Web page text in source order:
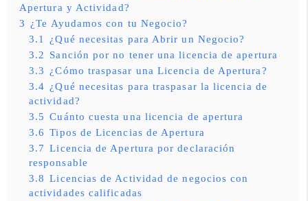
Apertura y Actividad?
3 ¿Te Ayudamos con tu Negocio?
3.1
¿Qué necesitas para Abrir un Negocio?
3.2 Sanción por no tener una licencia de apertura
3.3 ¿Cómo traspasar una Licencia de Apertura?
3.4 ¿Qué necesitas para traspasar la licencia de
actividad?
3.5 Cuánto cuesta una licencia de apertura
3.6 Tipos de Licencias de Apertura
3.7 Licencia de Apertura por declaración
responsable
3.8 Licencias de Actividad de negocios con
actividades calificadas